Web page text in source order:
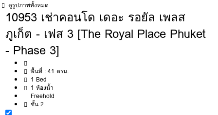
ดูรูปภาพทั้งหมด
10953 เช่าคอนโด เดอะ รอยัล เพลส
ภูเก็ต - เฟส 3 [The Royal Place Phuket
- Phase 3]
พื้นที่ :41 ตรม.
1 Bed
1 ห้องน้ำ
Freehold
ชั้น 2